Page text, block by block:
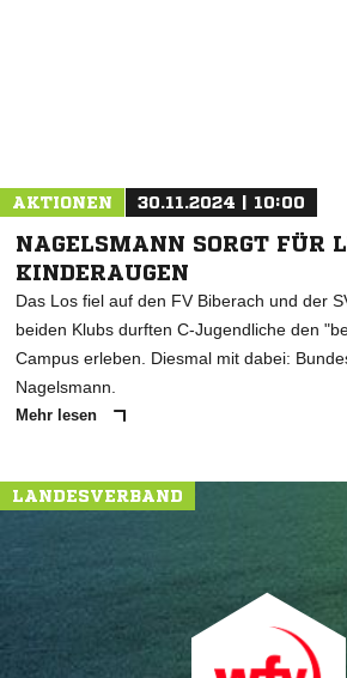
AKTIONEN 30.11.2024 | 10:00
NAGELSMANN SORGT FÜR
KINDERAUGEN
Das Los fiel auf den FV Biberach und der
beiden Klubs durften C-Jugendliche den
Campus erleben. Diesmal mit dabei:
Nagelsmann.
Mehr lesen
LANDESVERBAND